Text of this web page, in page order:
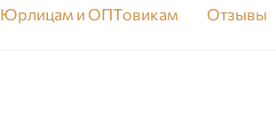
Юрлицам и ОПТовикам Отзывы